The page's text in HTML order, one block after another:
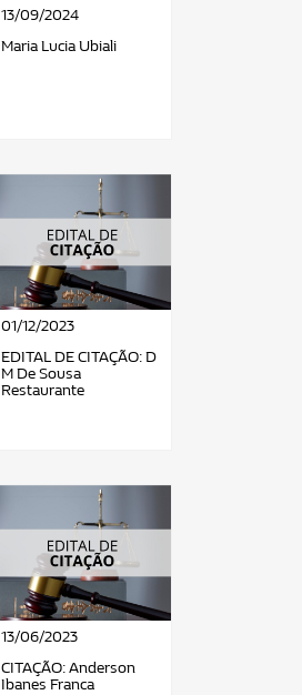
13/09/2024
Maria Lucia Ubiali
01/12/2023
EDITAL DE CITAÇÃO: D
M De Sousa
Restaurante
13/06/2023
CITAÇÃO: Anderson
Ibanes Franca